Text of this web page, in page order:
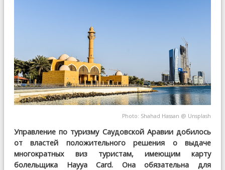
Photo: Shahad Hassan @ Unsplash
Управление по туризму Саудовской Аравии добилось
от властей положительного решения о выдаче
многократных виз туристам, имеющим карту
болельщика Hayya Card. Она обязательна для